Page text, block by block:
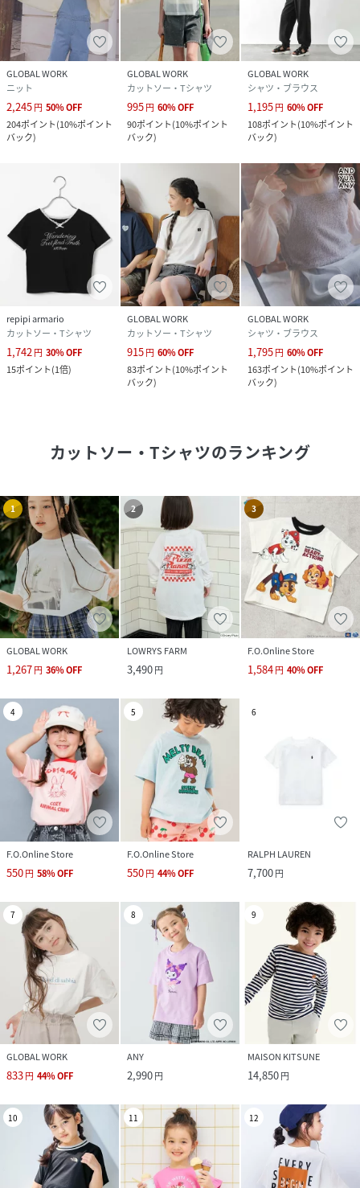
GLOBAL WORK
ニット
2,245円 50%OFF
204ポイント(10%ポイント
バック)
GLOBAL WORK
カットソー・Tシャツ
995円 60%OFF
90ポイント(10%ポイント
バック)
GLOBAL WORK
シャツ・ブラウス
1,195円 60%OFF
108ポイント(10%ポイント
バック)
repipi armario
カットソー・Tシャツ
1,742 円 30%OFF
15ポイント(1倍)
GLOBAL WORK
カットソー・Tシャツ
915円 60%OFF
83ポイント(10%ポイント
バック)
GLOBAL WORK
シャツ・ブラウス
1,795円 60%OFF
163ポイント(10%ポイント
バック)
カットソー・Tシャツのランキング
1
GLOBAL WORK
1,267円 36%OFF
2
LOWRYS FARM
3,490円
3
F.O.Online Store
1,584円 40%OFF
4
F.O.Online Store
550円 58%OFF
5
F.O.Online Store
550円 44%OFF
6
RALPH LAUREN
7,700円
7
GLOBAL WORK
833円 44%OFF
8
ANY
2,990円
9
MAISON KITSUNE
14,850円
10 11 12